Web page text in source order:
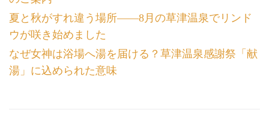
夏と秋がすれ違う場所――8月の草津温泉でリンド
ウが咲き始めました
なぜ女神は浴場へ湯を届ける？草津温泉感謝祭「献
湯」に込められた意味